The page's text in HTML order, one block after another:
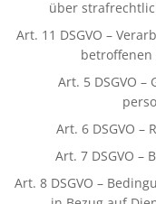
über
Art. 11 DSGVO –
Art. 5 DSGVO
Art. 6 DSGVO
Art. 7 DSGVO
Art. 8 DSGVO –